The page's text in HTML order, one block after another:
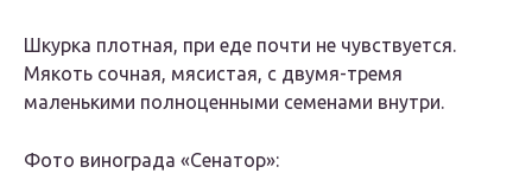
Шкурка плотная, при еде почти не чувствуется.
Мякоть сочная, мясистая, с двумя-тремя
маленькими полноценными семенами внутри.
Фото винограда «Сенатор»: